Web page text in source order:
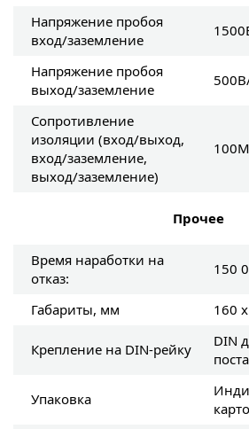
Напряжение пробоя
вход/заземление
Напряжение пробоя
выход/заземление
Сопротивление
изоляции (вход/выход,
вход/заземление,
выход/заземление)
Прочее
Время наработки на
отказ:
150
Габариты, мм 160
Крепление на DIN-рейку
DIN
Упаковка